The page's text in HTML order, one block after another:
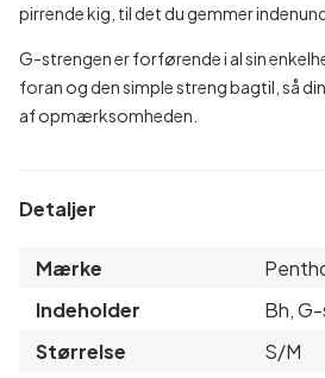
pirrende kig, til det du gemmer
G-strengen er forførende i al sin
foran og den simple streng bagtil, så
af opmærksomheden.
Detaljer
Mærke
Indeholder
Bh,
Størrelse
S/M